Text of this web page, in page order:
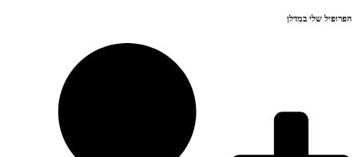
הפרופיל שלי במדלן